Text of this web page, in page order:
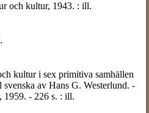
och kultur, 1943. : ill.
kultur i sex primitiva samhällen
av Hans G. Westerlund. -
1959. - 226 s. : ill.